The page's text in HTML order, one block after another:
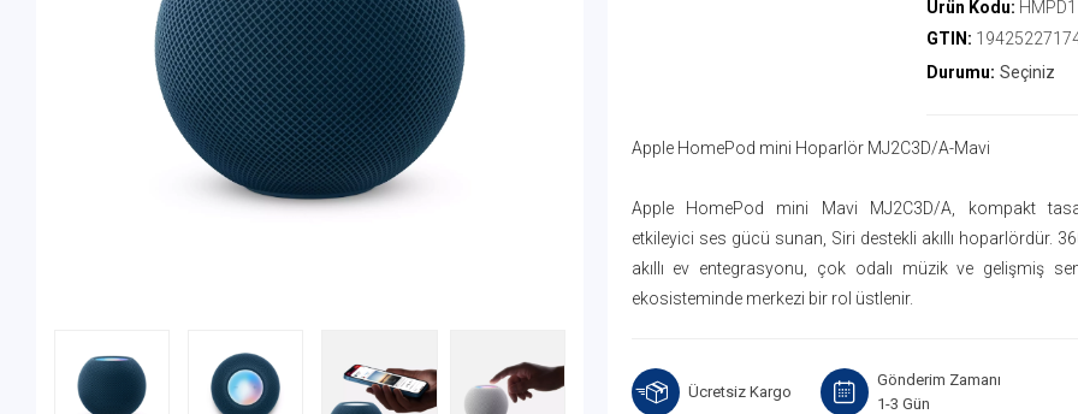
Ürün Kodu: HMPD1
GTIN:
Durumu: Seçiniz
Apple HomePod mini Hoparlör MJ2C3D/A-Mavi
Apple HomePod mini Mavi MJ2C3D/A, kompakt
etkileyici ses gücü sunan, Siri destekli akıllı hoparlördür.
akıllı ev entegrasyonu, çok odalı müzik ve gelişmiş
ekosisteminde merkezi bir rol üstlenir.
Ücretsiz Kargo
Gönderim Zamanı
1-3 Gün